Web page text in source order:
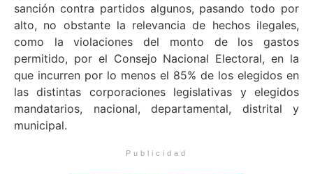
sanción contra partidos algunos, pasando todo por
alto, no obstante la relevancia de hechos ilegales,
como la violaciones del monto de los gastos
permitido, por el Consejo Nacional Electoral, en la
que incurren por lo menos el 85% de los elegidos en
las distintas corporaciones legislativas y elegidos
mandatarios, nacional, departamental, distrital y
municipal.
Publicidad